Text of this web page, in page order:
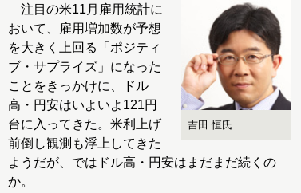
吉田 恒氏
注目の米11月雇用統計に
おいて、雇用増加数が予想
を大きく上回る「ポジティ
ブ・サプライズ」になった
ことをきっかけに、ドル
高・円安はいよいよ121円
台に入ってきた。米利上げ
前倒し観測も浮上してきた
ようだが、ではドル高・円安はまだまだ続くの
か。